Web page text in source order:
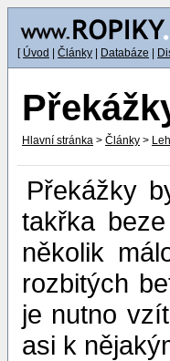
[ Úvod Články Databáze
Hlavní stránka > Články >
Překážky
takřka
několik
rozbitých
je nutno
asi k